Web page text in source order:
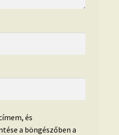
és
a böngészőben a